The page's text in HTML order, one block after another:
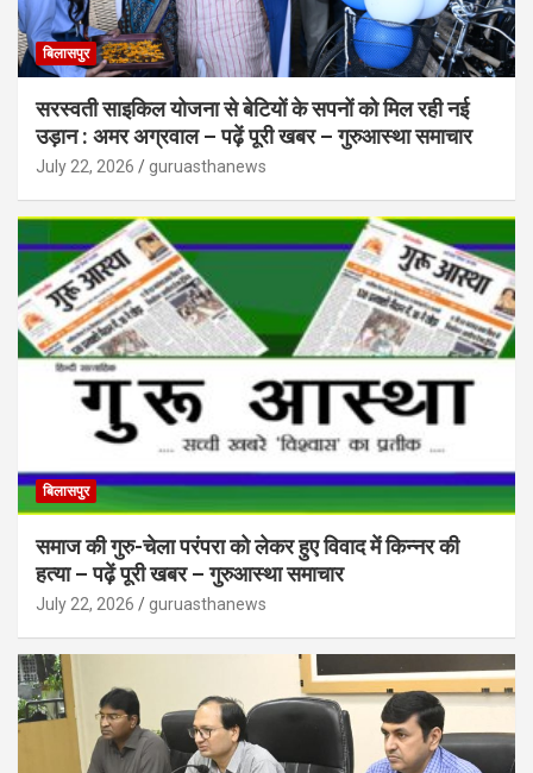
बिलासपुर
सरस्वती साइकिल योजना से बेटियों के सपनों को मिल रही नई
उड़ान : अमर अग्रवाल – पढ़ें पूरी खबर – गुरुआस्था समाचार
July 22, 2026 guruasthanews
बिलासपुर
समाज की गुरु-चेला परंपरा को लेकर हुए विवाद में किन्नर की
हत्या – पढ़ें पूरी खबर – गुरुआस्था समाचार
July 22, 2026 guruasthanews